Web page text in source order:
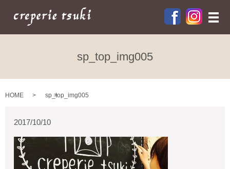
メ
sp_top_img005
HOME sp_top_img005
2017/10/10